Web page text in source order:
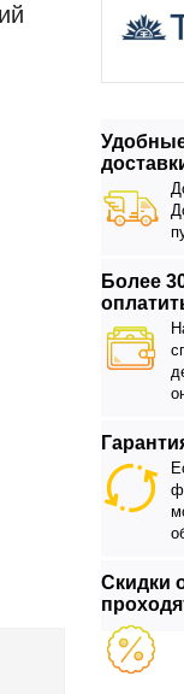
Более
Скидки